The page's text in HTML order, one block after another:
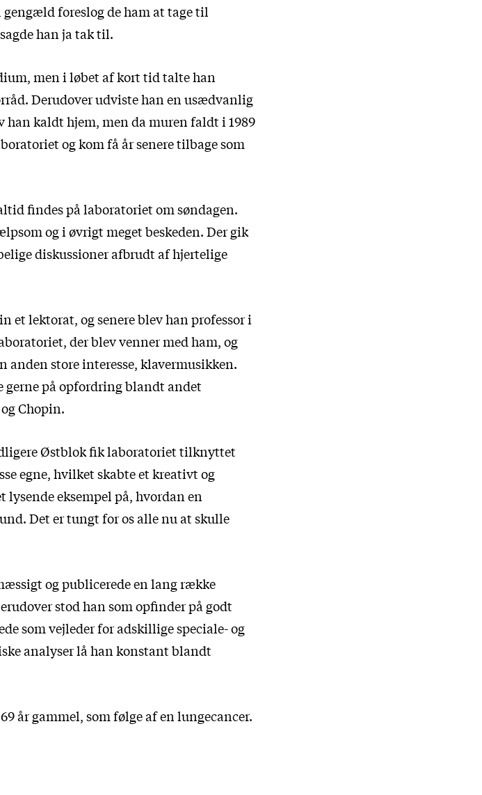
foreslog de ham at tage til
han ja tak til.
men i løbet af kort tid talte han
Derudover udviste han en usædvanlig
kaldt hjem, men da muren faldt i 1989
og kom få år senere tilbage som
findes på laboratoriet om søndagen.
og i øvrigt meget beskeden. Der gik
diskussioner afbrudt af hjertelige
et lektorat, og senere blev han professor i
der blev venner med ham, og
store interesse, klavermusikken.
gerne på opfordring blandt andet
Chopin.
Østblok fik laboratoriet tilknyttet
egne, hvilket skabte et kreativt og
eksempel på, hvordan en
Det er tungt for os alle nu at skulle
og publicerede en lang række
stod han som opfinder på godt
som vejleder for adskillige speciale- og
analyser lå han konstant blandt
år gammel, som følge af en lungecancer.